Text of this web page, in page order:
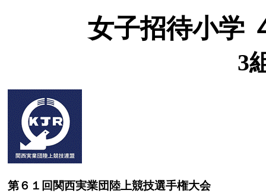
女子招待小学
3
第６１回関西実業団陸上競技選手権大会